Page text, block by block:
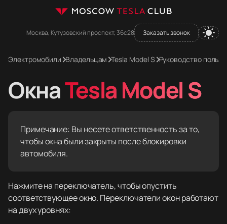
Москва, Кутузовский проспект, 36с28 Заказать звонок
Электромобили Владельцам Tesla Model S Руководство
ОкнаTesla Model S
Примечание: Вы несете ответственность за то,
чтобы окна были закрыты после блокировки
автомобиля.
Нажмите на переключатель, чтобы опустить
соответствующее окно. Переключатели окон работают
на двух уровнях: